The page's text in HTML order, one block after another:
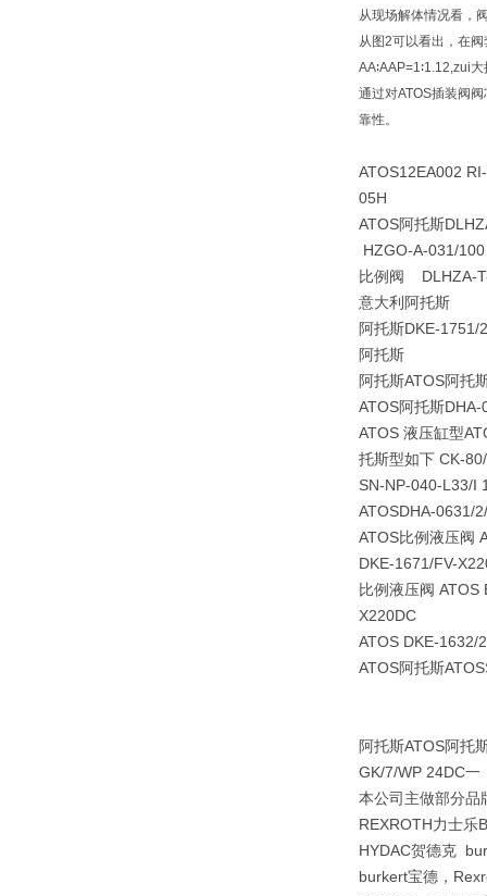
从现场解体情况看，
从图2可以看出，在
AA∶AAP=1∶1.12,zui
通过对ATOS插装阀
靠性。
ATOS12EA002
05H
ATOS阿托斯
HZGO-A-031/100
比例阀 DLHZA-
意大利阿托斯
阿托斯DKE-1751/
阿托斯
阿托斯ATOS阿托
ATOS阿托斯
ATOS 液压缸型
托斯型如下 CK-
SN-NP-040-L33/I
ATOSDHA-0631/
ATOS比例液压阀
DKE-1671/FV-
比例液压阀
X220DC
ATOS DKE-1632/
ATOS阿托斯
阿托斯ATOS阿托
GK/7/WP 24DC一
本公司主做部分品
REXROTH力士乐
HYDAC贺德克
burkert宝德，